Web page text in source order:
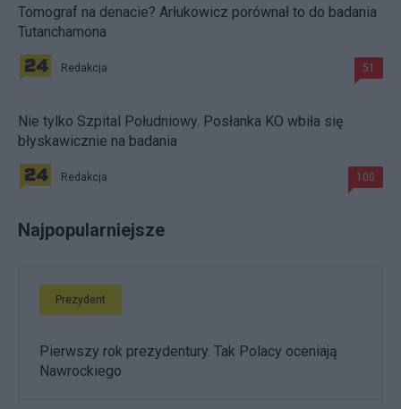
Tomograf na denacie? Arłukowicz porównał to do badania
Tutanchamona
Redakcja 51
Nie tylko Szpital Południowy. Posłanka KO wbiła się
błyskawicznie na badania
Redakcja 100
Najpopularniejsze
Prezydent
Pierwszy rok prezydentury. Tak Polacy oceniają
Nawrockiego